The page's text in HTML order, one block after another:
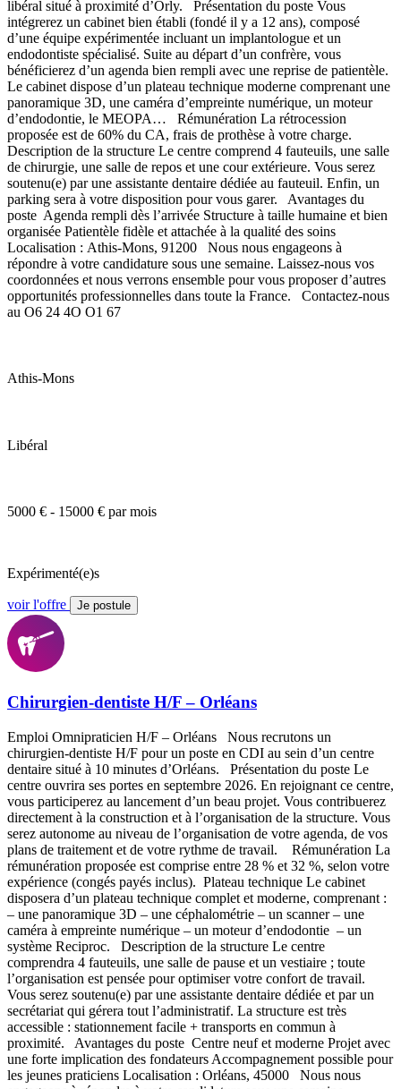
libéral situé à proximité d’Orly. Présentation du poste Vous
intégrerez un cabinet bien établi (fondé il y a 12 ans), composé
d’une équipe expérimentée incluant un implantologue et un
endodontiste spécialisé. Suite au départ d’un confrère, vous
bénéficierez d’un agenda bien rempli avec une reprise de patientèle.
Le cabinet dispose d’un plateau technique moderne comprenant une
panoramique 3D, une caméra d’empreinte numérique, un moteur
d’endodontie, le MEOPA… Rémunération La rétrocession
proposée est de 60% du CA, frais de prothèse à votre charge.
Description de la structure Le centre comprend 4 fauteuils, une salle
de chirurgie, une salle de repos et une cour extérieure. Vous serez
soutenu(e) par une assistante dentaire dédiée au fauteuil. Enfin, un
parking sera à votre disposition pour vous garer. Avantages du
poste Agenda rempli dès l’arrivée Structure à taille humaine et bien
organisée Patientèle fidèle et attachée à la qualité des soins
Localisation : Athis-Mons, 91200 Nous nous engageons à
répondre à votre candidature sous une semaine. Laissez-nous vos
coordonnées et nous verrons ensemble pour vous proposer d’autres
opportunités professionnelles dans toute la France. Contactez-nous
au O6 24 4O O1 67
Athis-Mons
Libéral
5000 € - 15000 € par mois
Expérimenté(e)s
voir l'offre Je postule
Chirurgien-dentiste H/F – Orléans
Emploi Omnipraticien H/F – Orléans Nous recrutons un
chirurgien-dentiste H/F pour un poste en CDI au sein d’un centre
dentaire situé à 10 minutes d’Orléans. Présentation du poste Le
centre ouvrira ses portes en septembre 2026. En rejoignant ce centre,
vous participerez au lancement d’un beau projet. Vous contribuerez
directement à la construction et à l’organisation de la structure. Vous
serez autonome au niveau de l’organisation de votre agenda, de vos
plans de traitement et de votre rythme de travail. Rémunération La
rémunération proposée est comprise entre 28 % et 32 %, selon votre
expérience (congés payés inclus). Plateau technique Le cabinet
disposera d’un plateau technique complet et moderne, comprenant :
– une panoramique 3D – une céphalométrie – un scanner – une
caméra à empreinte numérique – un moteur d’endodontie – un
système Reciproc. Description de la structure Le centre
comprendra 4 fauteuils, une salle de pause et un vestiaire ; toute
l’organisation est pensée pour optimiser votre confort de travail.
Vous serez soutenu(e) par une assistante dentaire dédiée et par un
secrétariat qui gérera tout l’administratif. La structure est très
accessible : stationnement facile + transports en commun à
proximité. Avantages du poste Centre neuf et moderne Projet avec
une forte implication des fondateurs Accompagnement possible pour
les jeunes praticiens Localisation : Orléans, 45000 Nous nous